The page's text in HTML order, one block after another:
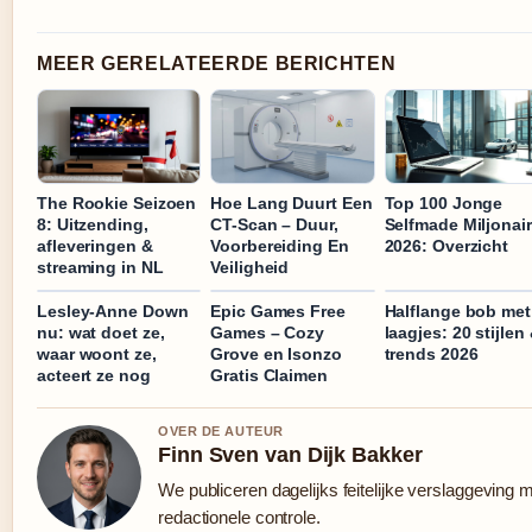
MEER GERELATEERDE BERICHTEN
The Rookie Seizoen
8: Uitzending,
afleveringen &
streaming in NL
Hoe Lang Duurt Een
CT-Scan – Duur,
Voorbereiding En
Veiligheid
Top 100 Jonge
Selfmade
2026: Overzicht
Lesley-Anne Down
nu: wat doet ze,
waar woont ze,
acteert ze nog
Epic Games Free
Games – Cozy
Grove en Isonzo
Gratis Claimen
Halflange bob met
laagjes: 20 stijlen
trends 2026
OVER DE AUTEUR
Finn Sven van Dijk Bakker
We publiceren dagelijks feitelijke verslaggeving
redactionele controle.